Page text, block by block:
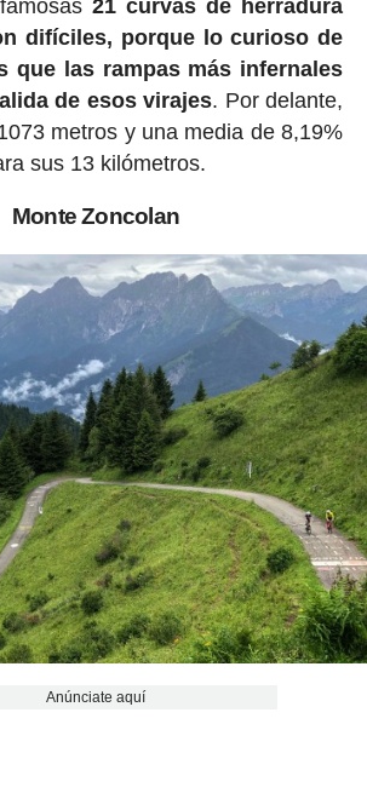
21 curvas de herradura
difíciles, porque lo curioso de
que las rampas más infernales
de esos virajes. Por delante,
metros y una media de 8,19%
sus 13 kilómetros.
Monte Zoncolan
Anúnciate aquí